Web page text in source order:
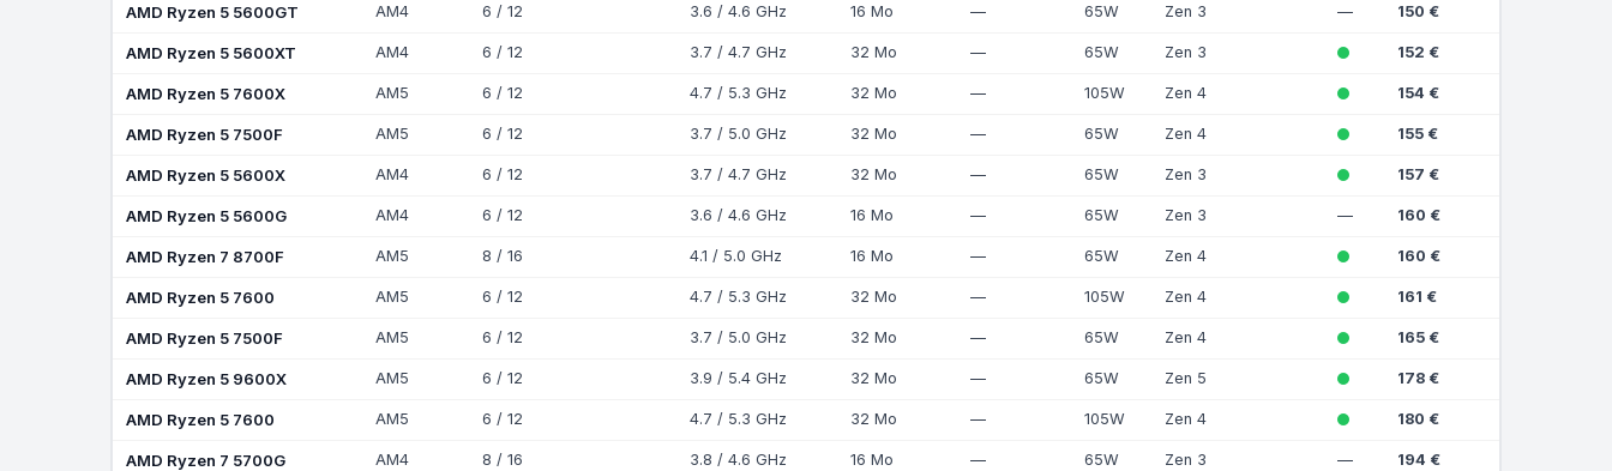
AMD Ryzen 5 5600GT AM4 6 / 12 3.6 / 4.6 GHz 16 Mo — 65W Zen 3 — 150 €
AMD Ryzen 5 5600XT AM4 6 / 12 3.7 / 4.7 GHz 32 Mo — 65W Zen 3 152 €
AMD Ryzen 5 7600X AM5 6 / 12 4.7 / 5.3 GHz 32 Mo — 105W Zen 4 154 €
AMD Ryzen 5 7500F AM5 6 / 12 3.7 / 5.0 GHz 32 Mo — 65W Zen 4 155 €
AMD Ryzen 5 5600X AM4 6 / 12 3.7 / 4.7 GHz 32 Mo — 65W Zen 3 157 €
AMD Ryzen 5 5600G AM4 6 / 12 3.6 / 4.6 GHz 16 Mo — 65W Zen 3 — 160 €
AMD Ryzen 7 8700F AM5 8 / 16 4.1 / 5.0 GHz 16 Mo — 65W Zen 4 160 €
AMD Ryzen 5 7600 AM5 6 / 12 4.7 / 5.3 GHz 32 Mo — 105W Zen 4 161 €
AMD Ryzen 5 7500F AM5 6 / 12 3.7 / 5.0 GHz 32 Mo — 65W Zen 4 165 €
AMD Ryzen 5 9600X AM5 6 / 12 3.9 / 5.4 GHz 32 Mo — 65W Zen 5 178 €
AMD Ryzen 5 7600 AM5 6 / 12 4.7 / 5.3 GHz 32 Mo — 105W Zen 4 180 €
AMD Ryzen 7 5700G AM4 8 / 16 3.8 / 4.6 GHz 16 Mo — 65W Zen 3 — 194 €